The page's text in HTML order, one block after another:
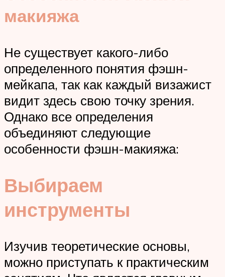
макияжа
Не существует какого-либо
определенного понятия фэшн-
мейкапа, так как каждый визажист
видит здесь свою точку зрения.
Однако все определения
объединяют следующие
особенности фэшн-макияжа:
Выбираем
инструменты
Изучив теоретические основы,
можно приступать к практическим